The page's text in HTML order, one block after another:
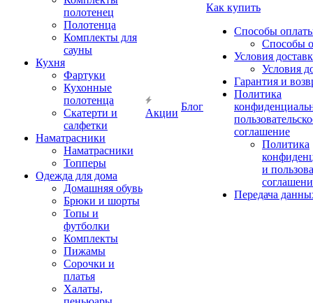
полотенец
Полотенца
Комплекты для
сауны
Кухня
Фартуки
Кухонные
полотенца
Скатерти и
салфетки
Наматрасники
Наматрасники
Топперы
Одежда для дома
Домашняя обувь
Брюки и шорты
Топы и
футболки
Комплекты
Пижамы
Сорочки и
платья
Халаты,
Акции
Блог
Как купить
Способы
Способы
Условия
Условия
Гарантия и
Политика
соглашение
Политика
и
Передача